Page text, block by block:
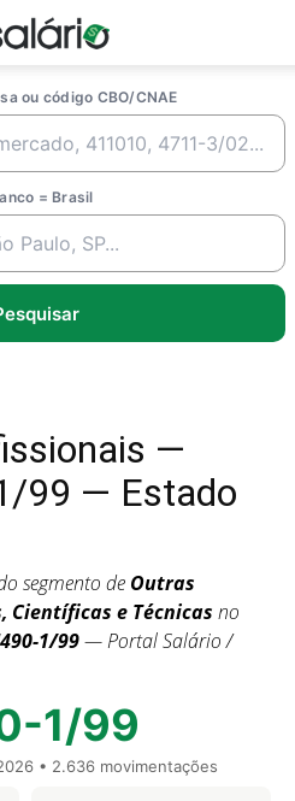
ou código CBO/CNAE
= Brasil
—
99 — Estado
segmento de Outras
Científicas e Técnicas no
1/99— Portal Salário /
1/99
• 2.636 movimentações